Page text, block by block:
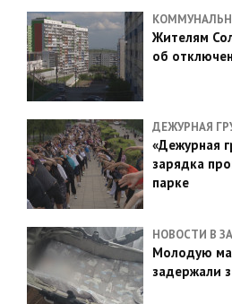
Жителям
об
ДЕЖУРНАЯ
«Дежурная
зарядка
парке
НОВОСТИ В
Молодую
задержали